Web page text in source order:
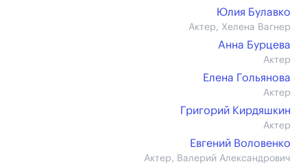
Юлия Булавко
Актер, Хелена Вагнер
Анна Бурцева
Актер
Елена Гольянова
Актер
Григорий Кирдяшкин
Актер
Евгений Воловенко
Актер, Валерий Александрович